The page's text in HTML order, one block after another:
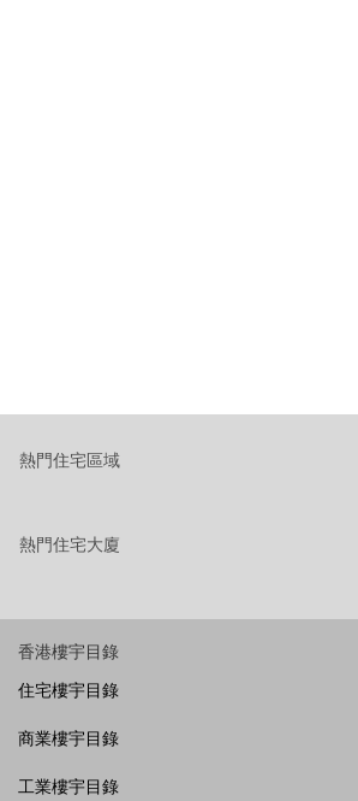
熱門住宅區域
熱門住宅大廈
香港樓宇目錄
住宅樓宇目錄
商業樓宇目錄
工業樓宇目錄